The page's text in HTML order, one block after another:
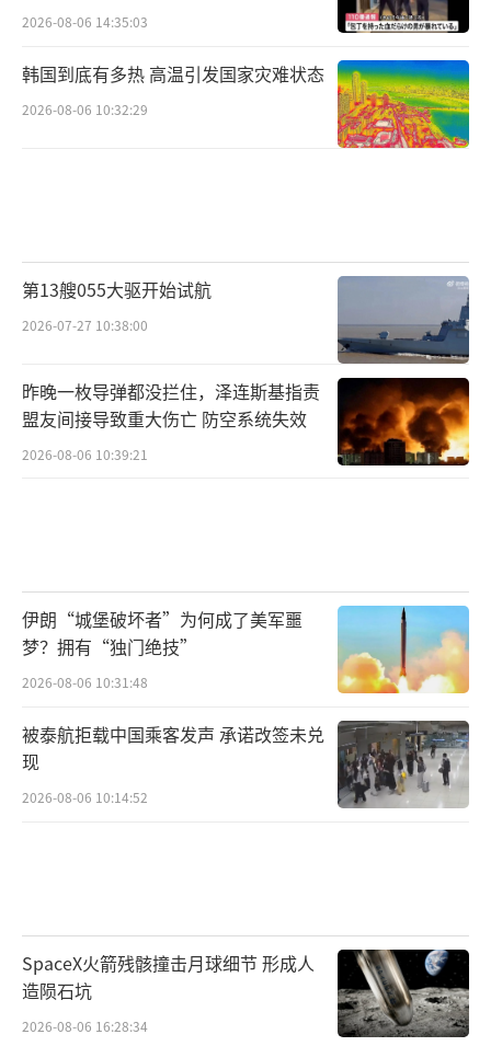
2026-08-06 14:35:03
韩国到底有多热 高温引发国家灾难状态
2026-08-06 10:32:29
第13艘055大驱开始试航
2026-07-27 10:38:00
昨晚一枚导弹都没拦住，泽连斯基指责
盟友间接导致重大伤亡 防空系统失效
2026-08-06 10:39:21
伊朗“城堡破坏者”为何成了美军噩
梦？拥有“独门绝技”
2026-08-06 10:31:48
被泰航拒载中国乘客发声 承诺改签未兑
现
2026-08-06 10:14:52
SpaceX火箭残骸撞击月球细节 形成人
造陨石坑
2026-08-06 16:28:34